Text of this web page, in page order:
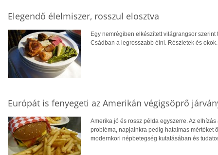
Elegendő élelmiszer, rosszul elosztva
Egy nemrégiben elkészített világrangsor
Csádban a legrosszabb élni. Részletek és okok.
Európát is fenyegeti az Amerikán végigsöprő
Amerika jó és rossz példa egyszerre. Az
probléma, napjainkra pedig hatalmas mértéket
modernkori népbetegség kutatásában és